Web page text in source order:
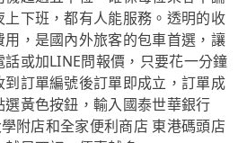
下班，都有人能服務。透明的收
，是國內外旅客的包車首選，讓
或加LINE問報價，只要花一分鐘
訂單編號後訂單即成立，訂單成
黃色按鈕，輸入國泰世華銀行
附店和全家便利商店 東港碼頭店